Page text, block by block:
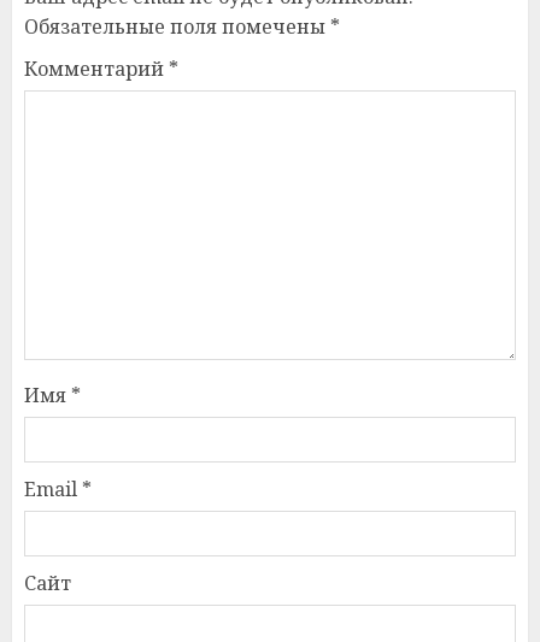
Обязательные поля помечены *
Комментарий *
Имя *
Email *
Сайт